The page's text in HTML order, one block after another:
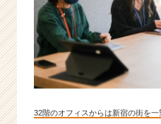
32階のオフィスからは新宿の街を一